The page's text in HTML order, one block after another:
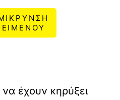
έχουν κηρύξει